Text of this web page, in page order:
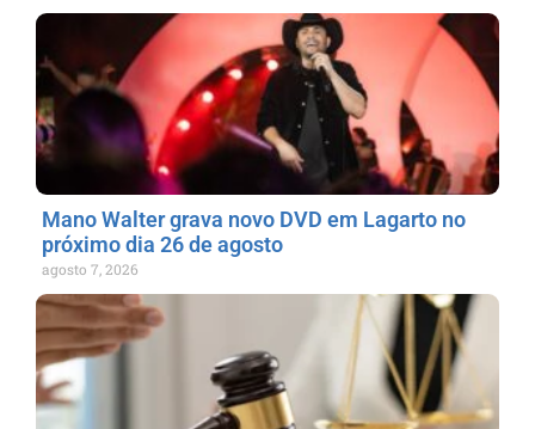
Mano Walter grava novo DVD em Lagarto no
próximo dia 26 de agosto
agosto 7, 2026